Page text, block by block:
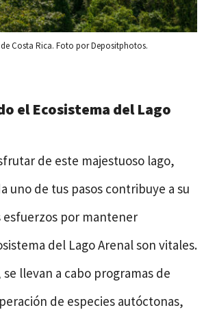
Costa Rica. Foto por Depositphotos.
el Ecosistema del Lago
de este majestuoso lago,
uno de tus pasos contribuye a su
esfuerzos por mantener
del Lago Arenal son vitales.
llevan a cabo programas de
de especies autóctonas,